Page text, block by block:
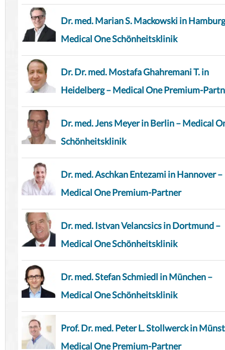
Dr. med. Marian S. Mackowski in
Medical One Schönheitsklinik
Dr. Dr. med. Mostafa Ghahremani T. in
Heidelberg – Medical One Premium-
Dr. med. Jens Meyer in Berlin – Medical
Schönheitsklinik
Dr. med. Aschkan Entezami in Hannover –
Medical One Premium-Partner
Dr. med. Istvan Velancsics in Dortmund –
Medical One Schönheitsklinik
Dr. med. Stefan Schmiedl in München –
Medical One Schönheitsklinik
Prof. Dr. med. Peter L. Stollwerck in
Medical One Premium-Partner